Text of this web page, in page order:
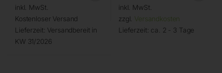
inkl. MwSt.
Kostenloser Versand
Lieferzeit: Versandbereit in
KW 31/2026
inkl. MwSt.
zzgl. Versandkosten
Lieferzeit: ca. 2 - 3 Tage